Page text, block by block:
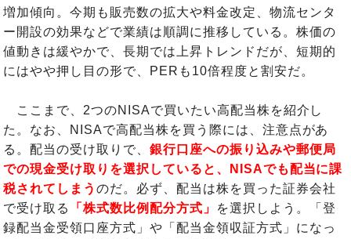
増加傾向。今期も販売数の拡大や料金改定、物流センタ
ー開設の効果などで業績は順調に推移している。株価の
値動きは緩やかで、長期では上昇トレンドだが、短期的
にはやや押し目の形で、PERも10倍程度と割安だ。
ここまで、2つのNISAで買いたい高配当株を紹介し
た。なお、NISAで高配当株を買う際には、注意点があ
る。配当の受け取りで、銀行口座への振り込みや郵便局
での現金受け取りを選択していると、NISAでも配当に課
税されてしまうのだ。必ず、配当は株を買った証券会社
で受け取る
「株式数比例配分方式」
を選択しよう。「登
録配当金受領口座方式」や「配当金領収証方式」になっ